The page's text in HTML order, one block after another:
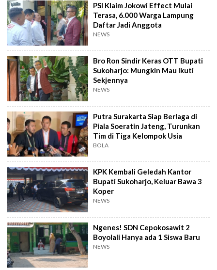
PSI Klaim Jokowi Effect Mulai
Terasa, 6.000 Warga Lampung
Daftar Jadi Anggota
NEWS
Bro Ron Sindir Keras OTT Bupati
Sukoharjo: Mungkin Mau Ikuti
Sekjennya
NEWS
Putra Surakarta Siap Berlaga di
Piala Soeratin Jateng, Turunkan
Tim di Tiga Kelompok Usia
BOLA
KPK Kembali Geledah Kantor
Bupati Sukoharjo, Keluar Bawa 3
Koper
NEWS
Ngenes! SDN Cepokosawit 2
Boyolali Hanya ada 1 Siswa Baru
NEWS